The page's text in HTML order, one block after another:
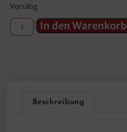
Vorrätig
In den Warenkorb
Beschreibung